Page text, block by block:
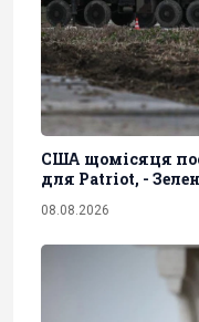
США щомісяця
для Patriot, -
08.08.2026